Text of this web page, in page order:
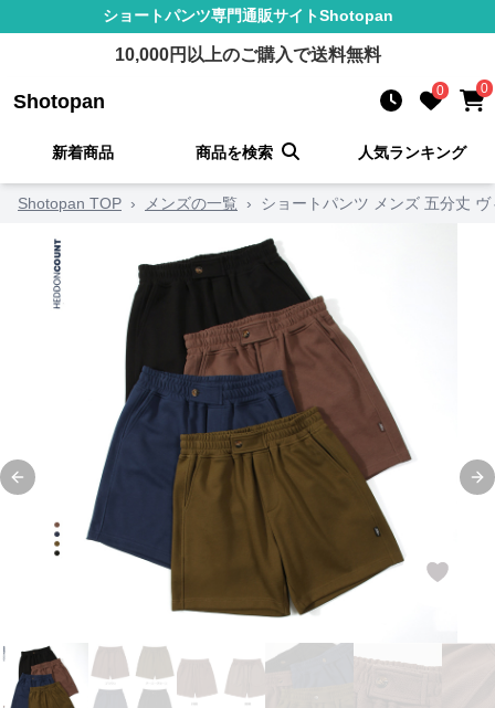
ショートパンツ専門通販サイトShotopan
10,000円以上のご購入で送料無料
Shotopan 0 0
新着商品 商品を検索 人気ランキング
Shotopan TOP › メンズの一覧 › ショートパンツ メンズ 五分丈
Previous slide